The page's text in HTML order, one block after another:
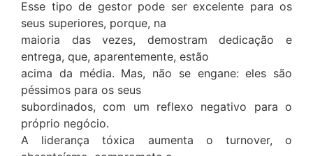
Esse tipo de gestor pode ser excelente para os
seus superiores, porque, na
maioria das vezes, demostram dedicação e
entrega, que, aparentemente, estão
acima da média. Mas, não se engane: eles são
péssimos para os seus
subordinados, com um reflexo negativo para o
próprio negócio.
A liderança tóxica aumenta o turnover, o